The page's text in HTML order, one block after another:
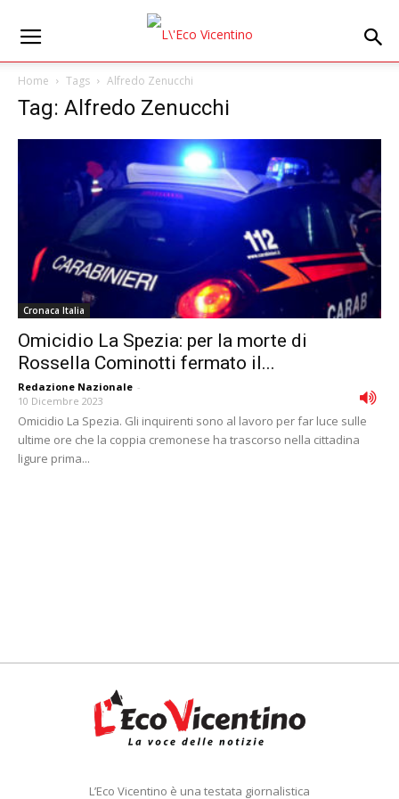
Home Tags Alfredo Zenucchi
Tag: Alfredo Zenucchi
Cronaca Italia
Omicidio La Spezia: per la morte di
Rossella Cominotti fermato il...
Redazione Nazionale -
10 Dicembre 2023
Omicidio La Spezia. Gli inquirenti sono al lavoro per far luce sulle
ultime ore che la coppia cremonese ha trascorso nella cittadina
ligure prima...
L’Eco Vicentino è una testata giornalistica